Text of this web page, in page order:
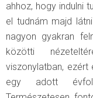
ahhoz, hogy indulni
el tudnám majd
nagyon gyakran
közötti
viszonylatban,
egy adott